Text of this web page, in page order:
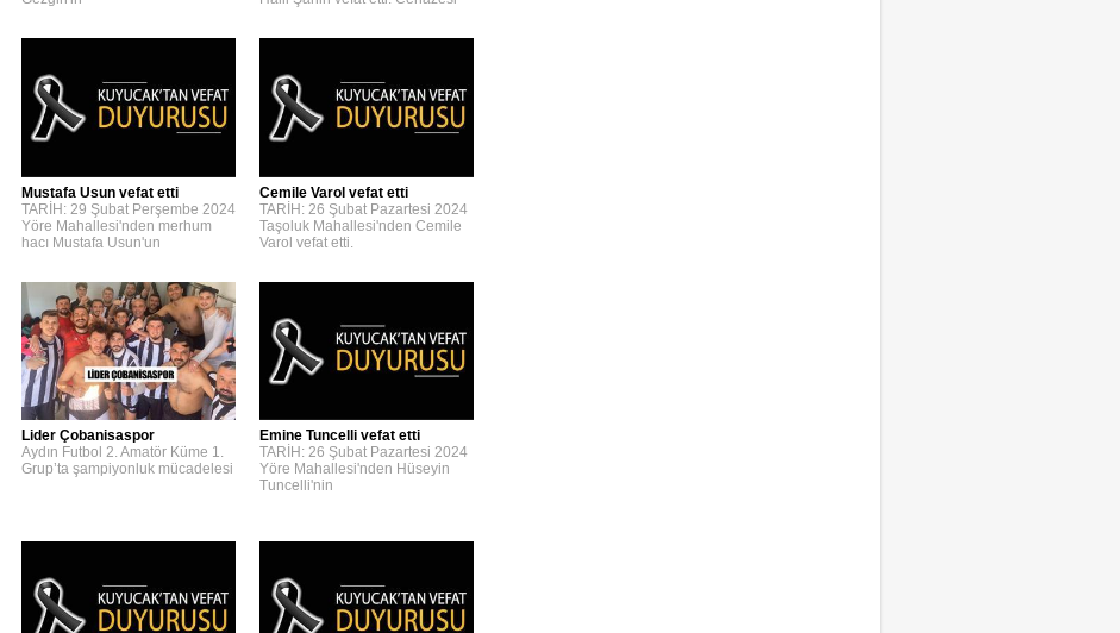
Mustafa Usun vefat etti
TARİH: 29 Şubat Perşembe 2024
Yöre Mahallesi'nden merhum
hacı Mustafa Usun'un
Cemile Varol vefat etti
TARİH: 26 Şubat Pazartesi 2024
Taşoluk Mahallesi'nden Cemile
Varol vefat etti.
Lider Çobanisaspor
Aydın Futbol 2. Amatör Küme 1.
Grup’ta şampiyonluk mücadelesi
Emine Tuncelli vefat etti
TARİH: 26 Şubat Pazartesi 2024
Yöre Mahallesi'nden Hüseyin
Tuncelli'nin